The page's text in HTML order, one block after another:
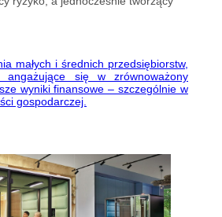
małych i średnich przedsiębiorstw,
angażujące się w zrównoważony
wyniki finansowe – szczególnie w
gospodarczej.